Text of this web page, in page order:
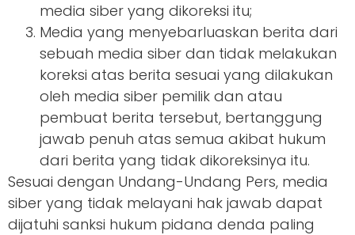
media siber yang dikoreksi itu;
Media yang menyebarluaskan berita dari
sebuah media siber dan tidak melakukan
koreksi atas berita sesuai yang dilakukan
oleh media siber pemilik dan atau
pembuat berita tersebut, bertanggung
jawab penuh atas semua akibat hukum
dari berita yang tidak dikoreksinya itu.
Sesuai dengan Undang-Undang Pers, media
siber yang tidak melayani hak jawab dapat
dijatuhi sanksi hukum pidana denda paling